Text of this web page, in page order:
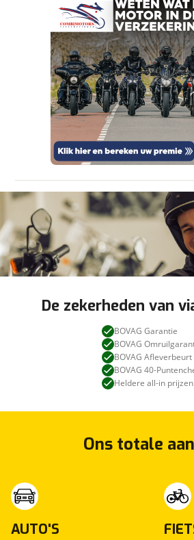
aanbieder te brengen. Lees hier
onzeprivacyverklaring
Verstuur mijn
viaBOVAG.nl verwerkt je
om je aanvraag zo goed
aanbieder te brengen. Lees hier
onzeprivacyverklaring
Stuur mijn
De zekerheden van
BOVAG Garantie
BOVAG
BOVAG Afleverbeurt
BOVAG 40-
Heldere all-in prijzen
Ons totale
AUTO'S